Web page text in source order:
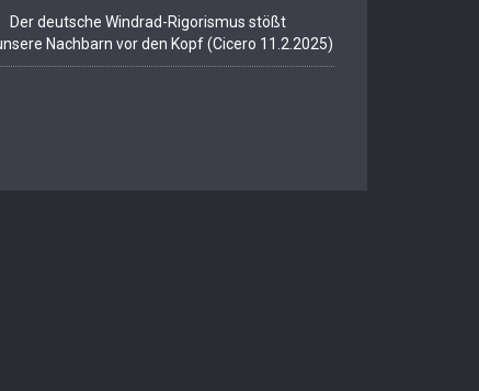
Der deutsche Windrad-Rigorismus stößt
Nachbarn vor den Kopf (Cicero 11.2.2025)